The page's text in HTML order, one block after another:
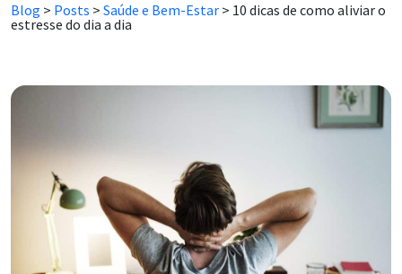
Blog > Posts > Saúde e Bem-Estar > 10 dicas de como aliviar o
estresse do dia a dia